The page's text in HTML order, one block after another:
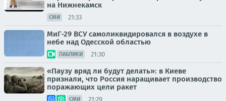
на Нижнекамск
СМИ 21:33
МиГ-29 ВСУ самоликвидировался в воздухе в
небе над Одесской областью
ПАБЛИКИ 21:30
«Паузу вряд ли будут делать»: в Киеве
признали, что Россия наращивает производство
поражающих цели ракет
СМИ 21:29